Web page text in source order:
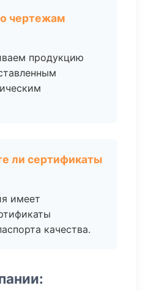
чертежам
продукцию
ли сертификаты
имеет
качества.